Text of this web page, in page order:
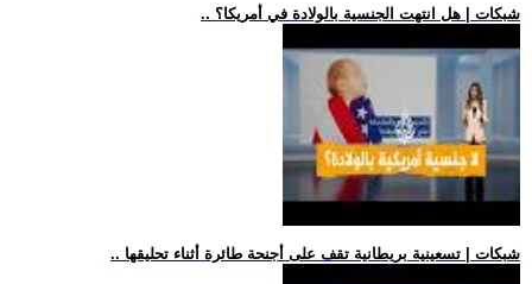
.. شبكات | هل انتهت الجنسية بالولادة في أمريكا؟
.. شبكات | تسعينية بريطانية تقف على أجنحة طائرة أثناء تحليقها